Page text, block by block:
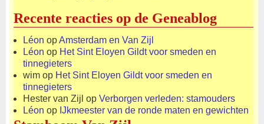
Recente reacties op de Geneablog
Léon opAmsterdam en Van Zijl
Léon op Het Sint Eloyen Gildt voor smeden en
tinnegieters
wim op Het Sint Eloyen Gildt voor smeden en
tinnegieters
Hester van Zijl op Verborgen verleden: stamouders
Léon op IJkmeester van de ronde maten en gewichten